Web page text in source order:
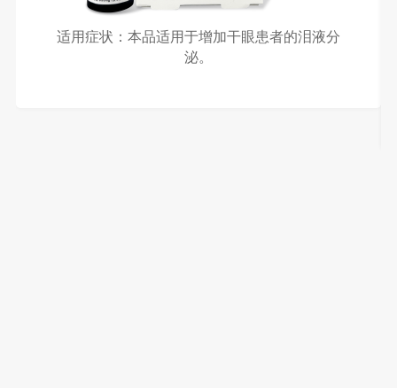
适用症状：本品适用于增加干眼患者的泪液分
泌。